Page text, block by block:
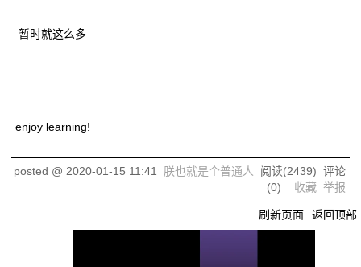
暂时就这么多
enjoy learning!
posted @ 2020-01-15 11:41 朕也就是个普通人 阅读(2439) 评论
(0) 收藏 举报
刷新页面 返回顶部